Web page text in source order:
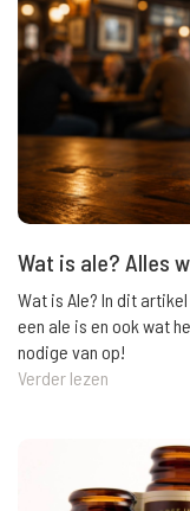
Wat is ale? Alles
Wat is Ale? In dit
een ale is en ook wat
nodige van op!
Verder lezen